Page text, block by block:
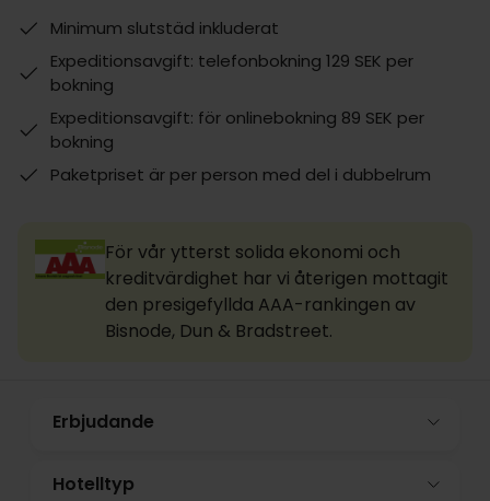
Minimum slutstäd inkluderat
Expeditionsavgift: telefonbokning 129 SEK per
bokning
Expeditionsavgift: för onlinebokning 89 SEK per
bokning
Paketpriset är per person med del i dubbelrum
För vår ytterst solida ekonomi och
kreditvärdighet har vi återigen mottagit
den presigefyllda AAA-rankingen av
Bisnode, Dun & Bradstreet.
Erbjudande
Hotelltyp